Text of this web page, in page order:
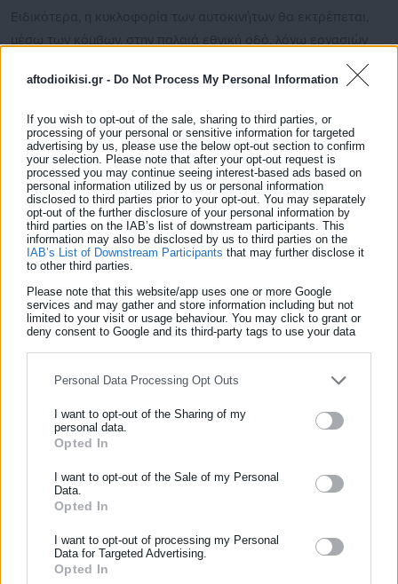
aftodioikisi.gr - Do Not Process My Personal Information
If you wish to opt-out of the sale, sharing to third parties, or
processing of your personal or sensitive information for targeted
advertising by us, please use the below opt-out section to confirm
your selection. Please note that after your opt-out request is
processed you may continue seeing interest-based ads based on
personal information utilized by us or personal information
disclosed to third parties prior to your opt-out. You may separately
opt-out of the further disclosure of your personal information by
third parties on the IAB’s list of downstream participants. This
information may also be disclosed by us to third parties on the
IAB’s List of Downstream Participants that may further disclose it
to other third parties.
Please note that this website/app uses one or more Google
services and may gather and store information including but not
limited to your visit or usage behaviour. You may click to grant or
deny consent to Google and its third-party tags to use your data
Personal Data Processing Opt Outs
I want to opt-out of the Sharing of my
personal data.
Opted In
I want to opt-out of the Sale of my Personal
Data.
Opted In
I want to opt-out of processing my Personal
Data for Targeted Advertising.
Opted In
περιοχή του Ρίου.
Aftodioikisi News
Η aftodioikisi.gr είναι η βασική Διαδικτυακή πύλη για τους
ΟΤΑ, το Δημόσιο και την Εργασία στην Ελλάδα,
και συνεχούς ροής ενημέρωσης με ειδήσεις και θέματα από
το χώρο της Αυτοδιοίκησης, της Δημόσιας Διοίκησης, της
Εργασίας, της Ασφάλισης αλλά και γενικότερης
επικαιρότητας από την Ελλάδα και όλο τον κόσμο. Τον Μάιο
του 2010, μόλις δύο χρόνια μετά την έναρξη της λειτουργίας
της τιμήθηκε με το δημοσιογραφικό Βραβείο Μπότση.
Παράλληλα, αποτελεί κόμβο αμφίδρομης επικοινωνίας
μεταξύ πολιτικών, αιρετών της Αυτοδιοίκησης αλλά και
επιχειρηματιών με τους πολίτες και τους εργαζόμενους στο
δημόσιο και ιδιωτικό τομέα, ενώ λειτουργεί ως δίαυλος
ΔΙΑΚΟΠΗ ΚΥΚΛΟΦΟΡΙΑΣ, ΕΡΓΑ, ΚΟΡΙΝΘΟΥ ΠΑΤΡΩΝ
Τελευταία νέα Δημοφιλή
Όλα τα νέα
ΕΓΓΡΑΦΗ NEWSLETTER
Ενημερωθείτε πρώτοι για ειδήσεις και θέματα από το χώρο της
Αυτοδιοίκησης, της δημόσιας διοίκησης, της εργασίας, της
ασφάλισης αλλά και γενικότερης επικαιρότητας από την Ελλάδα
και όλο τον κόσμο!
Συμπλήρωσε όνομα